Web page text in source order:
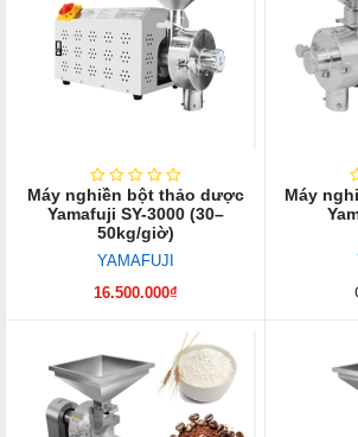
Máy nghiền bột thảo dược
Yamafuji SY-3000 (30–
50kg/giờ)
YAMAFUJI
16.500.000₫
Máy